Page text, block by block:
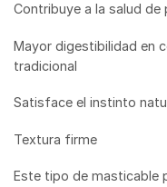
Contribuye a la salud de
Mayor digestibilidad en
tradicional
Satisface el instinto
Textura firme
Este tipo de masticable